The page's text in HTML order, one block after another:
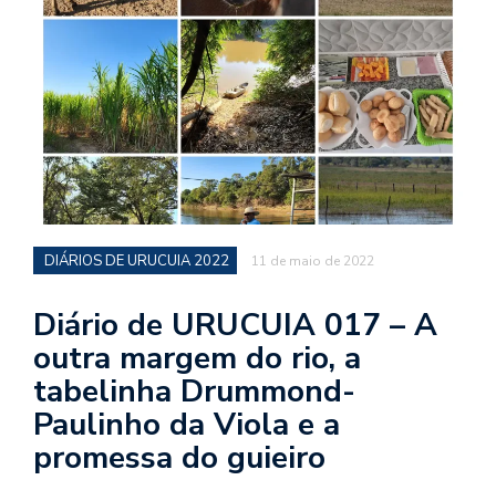
DIÁRIOS DE URUCUIA 2022 11 de maio de 2022
Diário de URUCUIA 017 – A
outra margem do rio, a
tabelinha Drummond-
Paulinho da Viola e a
promessa do guieiro